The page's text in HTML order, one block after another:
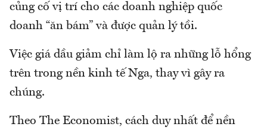
củng cố vị trí cho các doanh nghiệp quốc
doanh “ăn bám” và được quản lý tồi.
Việc giá dầu giảm chỉ làm lộ ra những lỗ hổng
trên trong nền kinh tế Nga, thay vì gây ra
chúng.
Theo The Economist, cách duy nhất để nền